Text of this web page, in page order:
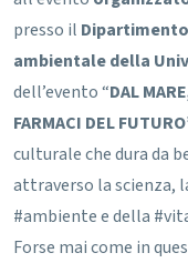
presso il
ambientale della
dell’evento “DAL
FARMACI DEL
culturale che dura da
attraverso la scienza,
#ambiente e della
Forse mai come in